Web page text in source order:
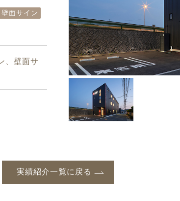
壁面サイン
、壁面サ
実績紹介一覧に戻る